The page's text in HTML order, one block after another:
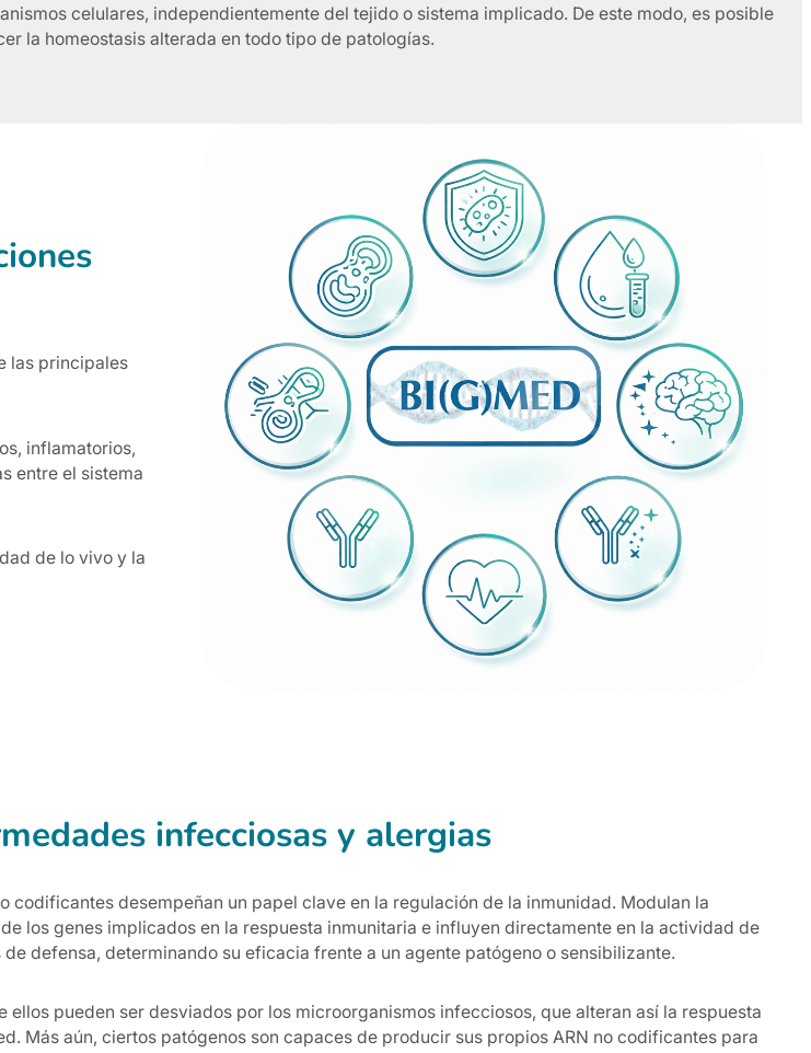
celulares, independientemente del tejido o sistema implicado. De este modo, es posible
la homeostasis alterada en todo tipo de patologías.
las principales
inflamatorios,
entre el sistema
de lo vivo y la
infecciosas y alergias
codificantes desempeñan un papel clave en la regulación de la inmunidad. Modulan la
los genes implicados en la respuesta inmunitaria e influyen directamente en la actividad de
de defensa, determinando su eficacia frente a un agente patógeno o sensibilizante.
ellos pueden ser desviados por los microorganismos infecciosos, que alteran así la respuesta
Más aún, ciertos patógenos son capaces de producir sus propios ARN no codificantes para